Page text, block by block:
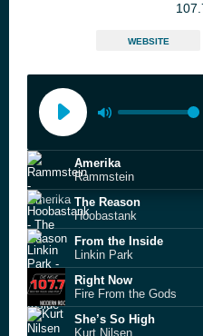
WEBSITE
Amerika
Rammstein
The Reason
Hoobastank
From the Inside
Linkin Park
Right Now
Fire From the Gods
She’s So High
Kurt Nilsen